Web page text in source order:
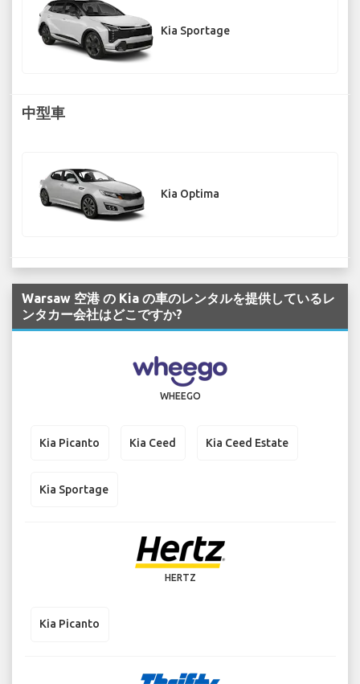
Kia Sportage
中型車
Kia Optima
Warsaw 空港 の Kia の車のレンタルを提供しているレ
ンタカー会社はどこですか?
WHEEGO
Kia Picanto Kia Ceed Kia Ceed Estate
Kia Sportage
HERTZ
Kia Picanto